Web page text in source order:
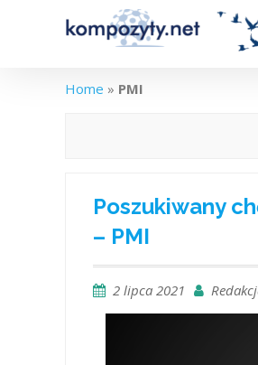
Home » PMI
Poszukiwany
– PMI
2 lipca 2021